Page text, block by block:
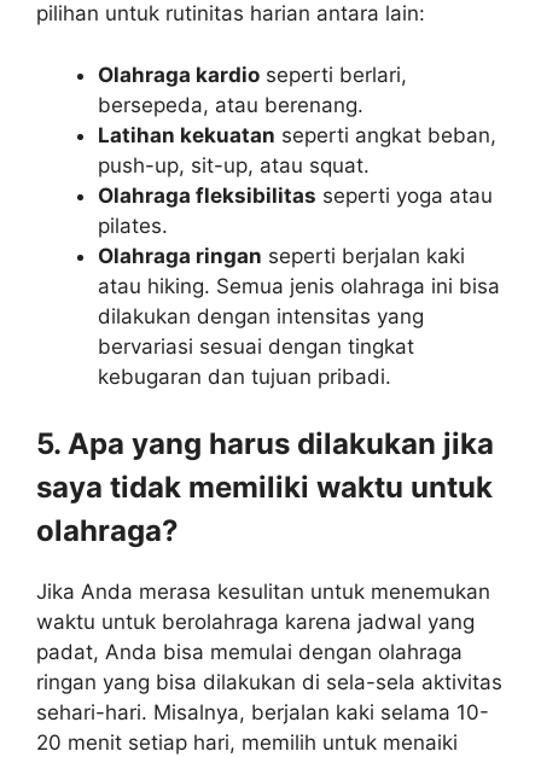
pilihan untuk rutinitas harian antara lain:
Olahraga kardio seperti berlari,
bersepeda, atau berenang.
Latihan kekuatan seperti angkat beban,
push-up, sit-up, atau squat.
Olahraga fleksibilitas seperti yoga atau
pilates.
Olahraga ringan seperti berjalan kaki
atau hiking. Semua jenis olahraga ini bisa
dilakukan dengan intensitas yang
bervariasi sesuai dengan tingkat
kebugaran dan tujuan pribadi.
5. Apa yang harus dilakukan jika
saya tidak memiliki waktu untuk
olahraga?
Jika Anda merasa kesulitan untuk menemukan
waktu untuk berolahraga karena jadwal yang
padat, Anda bisa memulai dengan olahraga
ringan yang bisa dilakukan di sela-sela aktivitas
sehari-hari. Misalnya, berjalan kaki selama 10-
20 menit setiap hari, memilih untuk menaiki